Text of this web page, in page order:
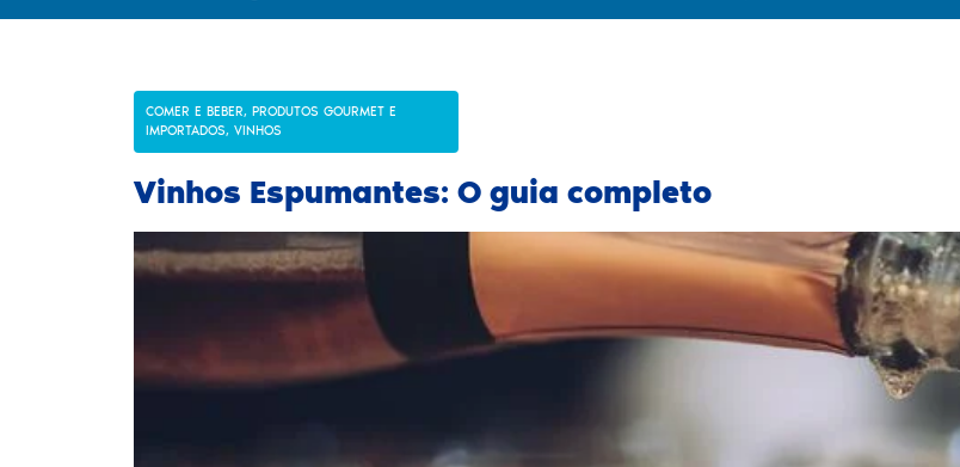
COMER E BEBER, PRODUTOS GOURMET E
IMPORTADOS, VINHOS
Vinhos Espumantes: O guia completo